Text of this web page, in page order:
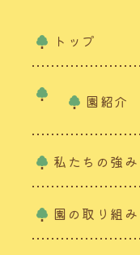
トップ
園紹介
私たちの強み
園の取り組み